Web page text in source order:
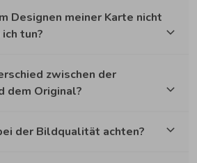
Designen meiner Karte nicht
tun?
zwischen der
dem Original?
der Bildqualität achten?